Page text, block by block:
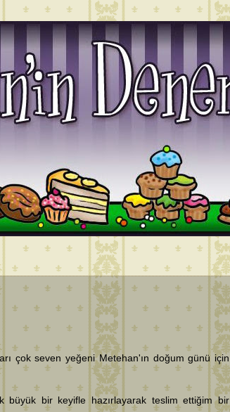
çok seven yeğeni Metehan'ın doğum günü için
büyük bir keyifle hazırlayarak teslim ettiğim bir